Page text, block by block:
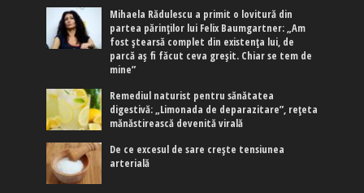
Mihaela Rădulescu a primit o lovitură din
partea părinților lui Felix Baumgartner: „Am
fost ștearsă complet din existența lui, de
parcă aș fi făcut ceva greșit. Chiar se tem de
mine”
Remediul naturist pentru sănătatea
digestivă: „Limonada de deparazitare”, rețeta
mănăstirească devenită virală
De ce excesul de sare crește tensiunea
arterială